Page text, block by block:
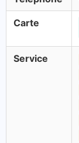
Carte
Service